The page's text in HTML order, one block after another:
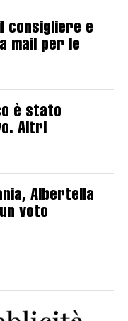
consigliere e
mail per le
è stato
Altri
Albertella
voto